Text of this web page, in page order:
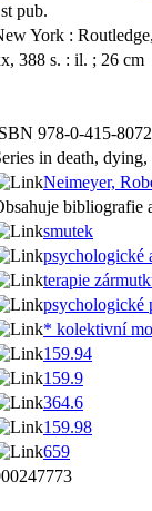
pub.
York :
388 s. : il. ; 26 cm
978-0-415-
in death, dying,
Neimeyer,
bibliografie
smutek
psychologické
terapie
psychologické
* kolektivní
159.94
159.9
364.6
159.98
659